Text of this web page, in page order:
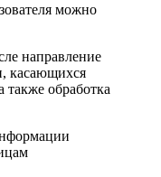
можно
направление
касающихся
также обработка